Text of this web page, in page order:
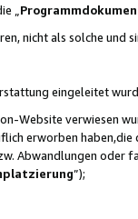
„
nicht als solche und
eingeleitet
Website verwiesen
erworben
Abwandlungen oder
”);